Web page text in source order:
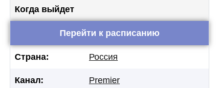
Когда выйдет
Перейти к расписанию
Страна: Россия
Канал: Premier